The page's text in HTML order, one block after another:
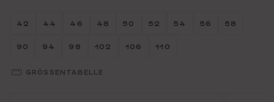
Größe wählen
42 Größe wählen
44 Größe wählen
46 Größe wählen
48 Größe wählen
50 Größe wählen
52 Größe wählen
54 Größe
56 Größe
58
Größe wählen
90 Größe wählen
94 Größe wählen
98 Größe wählen
102 Größe wählen
106 Größe wählen
110
GRÖSSENTABELLE